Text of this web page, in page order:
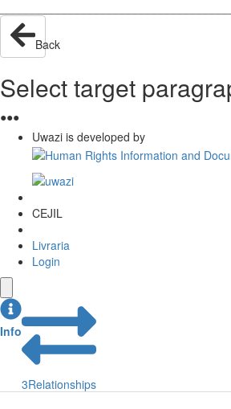
Back
Select target
●●●
Uwazi is developed by
CEJIL
Livraria
Login
Info
3Relationships